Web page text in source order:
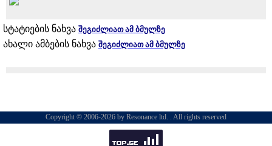
სტატიების ნახვა შეგიძლიათ ამ ბმულზე
ახალი ამბების ნახვა შეგიძლიათ ამ ბმულზე
Copyright © 2006-2026 by Resonance ltd. . All rights reserved